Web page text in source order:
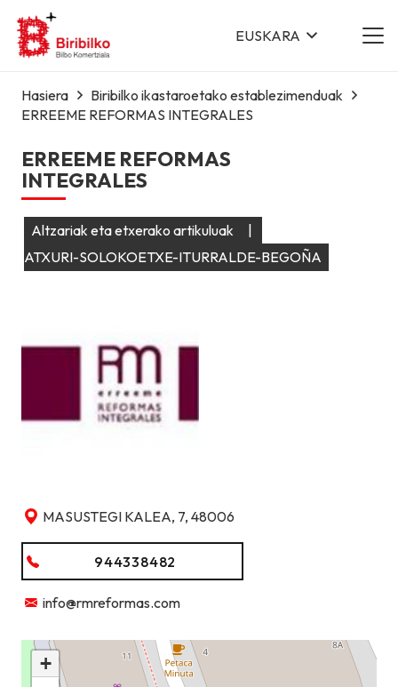
EUSKARA
Hasiera
Biribilko ikastaroetako establezimenduak
ERREEME REFORMAS INTEGRALES
ERREEME REFORMAS
INTEGRALES
Altzariak eta etxerako artikuluak
|
ATXURI-SOLOKOETXE-ITURRALDE-BEGOÑA
MASUSTEGI KALEA, 7, 48006
944338482
info@rmreformas.com
+